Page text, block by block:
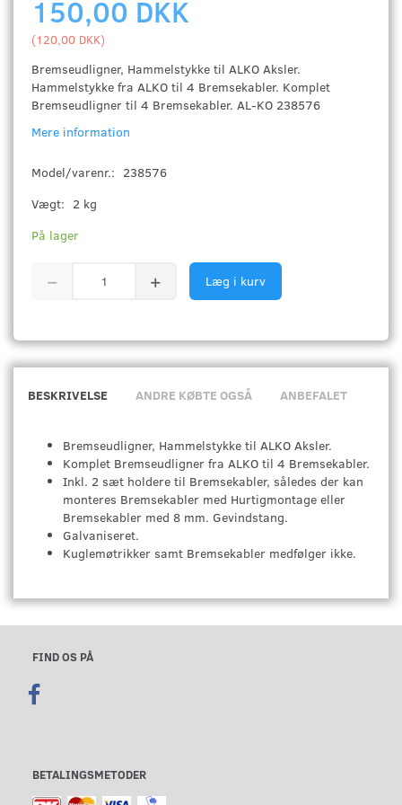
150,00 DKK
(120,00 DKK)
Bremseudligner, Hammelstykke til ALKO Aksler.
Hammelstykke fra ALKO til 4 Bremsekabler. Komplet
Bremseudligner til 4 Bremsekabler. AL-KO 238576
Mere information
Model/varenr.: 238576
Vægt: 2 kg
På lager
Læg i kurv
BESKRIVELSE ANDRE KØBTE OGSÅ ANBEFALET
Bremseudligner, Hammelstykke til ALKO Aksler.
Komplet Bremseudligner fra ALKO til 4 Bremsekabler.
Inkl. 2 sæt holdere til Bremsekabler, således der kan
monteres Bremsekabler med Hurtigmontage eller
Bremsekabler med 8 mm. Gevindstang.
Galvaniseret.
Kuglemøtrikker samt Bremsekabler medfølger ikke.
FIND OS PÅ
BETALINGSMETODER